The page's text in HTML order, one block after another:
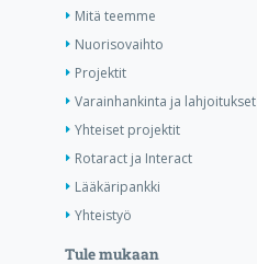
Mitä teemme
Nuorisovaihto
Projektit
Varainhankinta ja lahjoitukset
Yhteiset projektit
Rotaract ja Interact
Lääkäripankki
Yhteistyö
Tule mukaan